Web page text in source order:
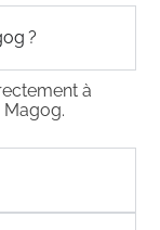
?
à